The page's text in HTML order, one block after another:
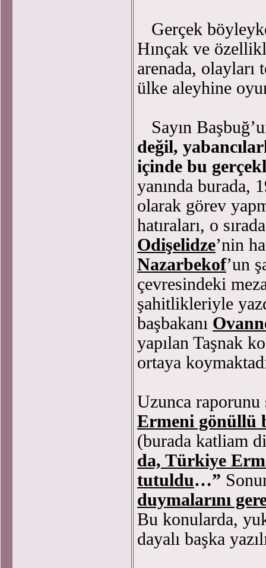
Gerçek
Hınçak ve
arenada, olayları
ülke aleyhine
Sayın
değil,
içinde bu
yanında burada,
olarak görev
hatıraları, o
Odişelidze’nin
Nazarbekof’un
çevresindeki
şahitlikleriyle
başbakanı
yapılan Taşnak
ortaya
Uzunca
Ermeni gönüllü
(burada katliam
da, Türkiye
tutuldu…”
duymalarını
Bu konularda,
dayalı başka